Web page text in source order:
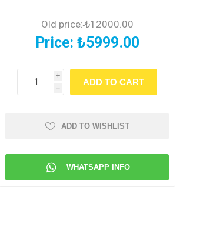
Old price:₺12000.00
Price: ₺5999.00
i
h
ADD TO WISHLIST
WHATSAPP INFO